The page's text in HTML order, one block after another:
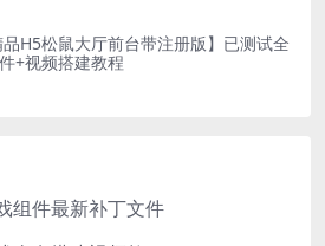
H5松鼠大厅前台带注册版】已测试全
+视频搭建教程
组件最新补丁文件